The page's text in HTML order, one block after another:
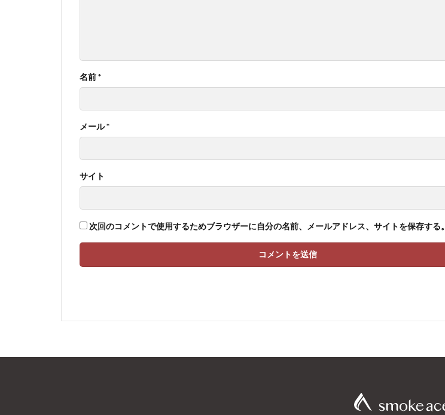
名前*
メール*
サイト
次回のコメントで使用するためブラウザーに自分の名前、メールアドレス、サイトを保存する。